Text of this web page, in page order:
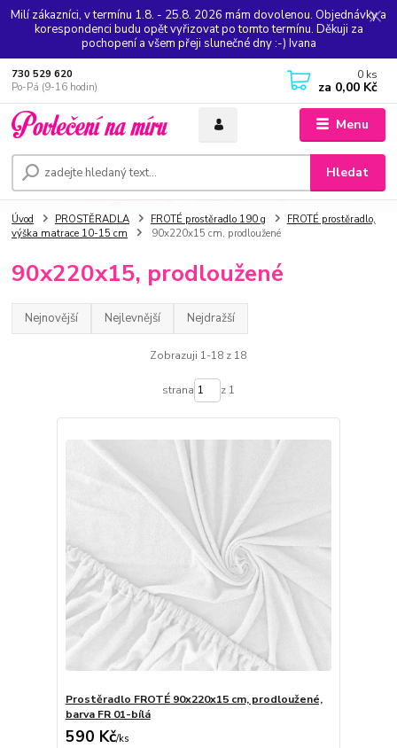
Milí zákazníci, v termínu 1.8. - 25.8. 2026 mám dovolenou. Objednávky a
korespondenci budu opět vyřizovat po tomto termínu. Děkuji za
pochopení a všem přeji slunečné dny :-) Ivana
Menu
Hledat
730 529 620
Po-Pá (9-16 hodin)
0 ks
za 0,00 Kč
Úvod PROSTĚRADLA FROTÉ prostěradlo 190 g
FROTÉ prostěradlo,
výška matrace 10-15 cm
90x220x15 cm, prodloužené
90x220x15, prodloužené
Nejnovější Nejlevnější Nejdražší
Zobrazuji 1-18 z 18
strana z 1
Prostěradlo FROTÉ 90x220x15 cm, prodloužené,
barva FR 01-bílá
590 Kč/ks